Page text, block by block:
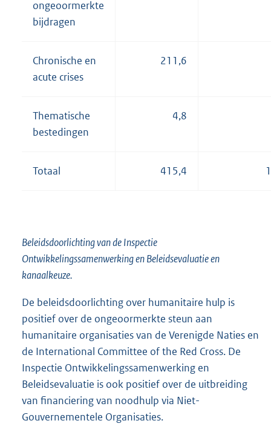
ongeoormerkte
bijdragen
Chronische en
acute crises
211,6
Thematische
bestedingen
4,8
Totaal 415,4
Beleidsdoorlichting van de Inspectie
Ontwikkelingssamenwerking en Beleidsevaluatie en
kanaalkeuze.
De beleidsdoorlichting over humanitaire hulp is
positief over de ongeoormerkte steun aan
humanitaire organisaties van de Verenigde Naties en
de International Committee of the Red Cross. De
Inspectie Ontwikkelingssamenwerking en
Beleidsevaluatie is ook positief over de uitbreiding
van financiering van noodhulp via Niet-
Gouvernementele Organisaties.